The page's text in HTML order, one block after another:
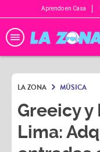
Aprendo en Casa
LA ZONA MÚSICA
Greeicy y
Lima: